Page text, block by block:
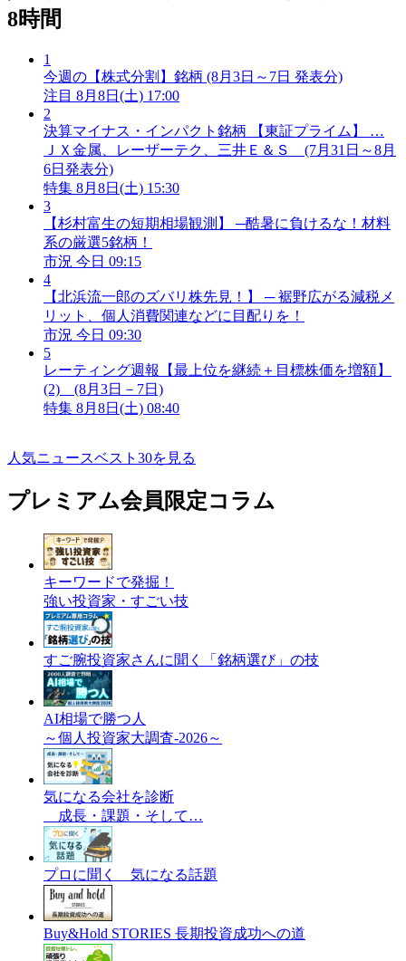
8時間
1
今週の【株式分割】銘柄 (8月3日～7日 発表分)
注目 8月8日(土) 17:00
2
決算マイナス・インパクト銘柄 【東証プライム】 …
ＪＸ金属、レーザーテク、三井Ｅ＆Ｓ (7月31日～8月
6日発表分)
特集 8月8日(土) 15:30
3
【杉村富生の短期相場観測】 ─酷暑に負けるな！材料
系の厳選5銘柄！
市況 今日 09:15
4
【北浜流一郎のズバリ株先見！】 ─ 裾野広がる減税メ
リット、個人消費関連などに目配りを！
市況 今日 09:30
5
レーティング週報【最上位を継続＋目標株価を増額】
(2) (8月3日－7日)
特集 8月8日(土) 08:40
人気ニュースベスト30を見る
プレミアム会員限定コラム
キーワードで発掘！
強い投資家・すごい技
すご腕投資家さんに聞く「銘柄選び」の技
AI相場で勝つ人
～個人投資家大調査-2026～
気になる会社を診断
成長・課題・そして…
プロに聞く 気になる話題
Buy&Hold STORIES 長期投資成功への道